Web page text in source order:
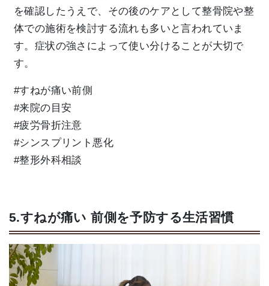
を確認したうえで、その後のケアとして整骨院や整
体での施術を検討する流れも多いと言われていま
す。症状の強さによって使い分けることが大切で
す。
#すねが痛い前側
#来院の目安
#疲労骨折注意
#シンスプリント悪化
#整形外科相談
5.すねが痛い 前側を予防する生活習慣